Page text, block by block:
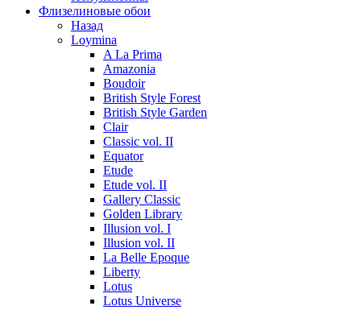
Флизелиновые обои
Назад
Loymina
A La Prima
Amazonia
Boudoir
British Style Forest
British Style Garden
Clair
Classic vol. II
Equator
Etude
Etude vol. II
Gallery Classic
Golden Library
Illusion vol. I
Illusion vol. II
La Belle Epoque
Liberty
Lotus
Lotus Universe